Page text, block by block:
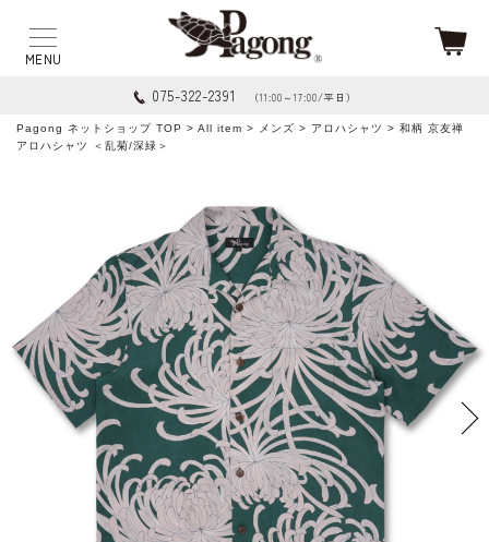
075-322-2391 （11:00～17:00/平日）
Pagong ネットショップ TOP > All item > メンズ > アロハシャツ > 和柄 京友禅
アロハシャツ ＜乱菊/深緑＞